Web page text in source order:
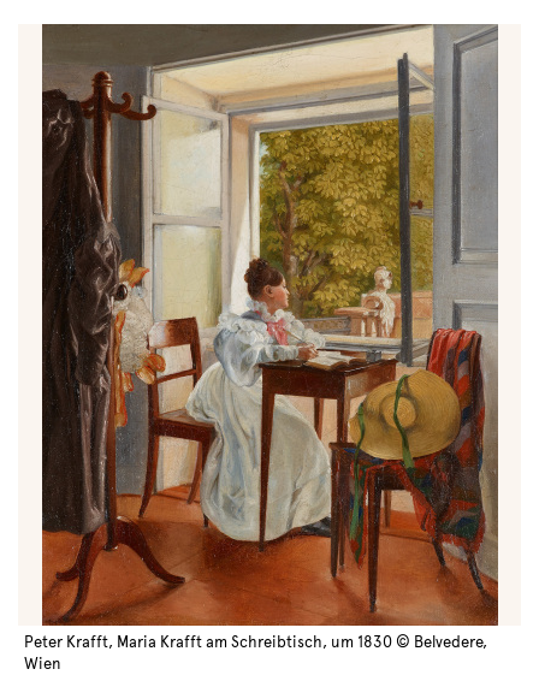
Peter Krafft, Maria Krafft am Schreibtisch, um 1830 © Belvedere,
Wien